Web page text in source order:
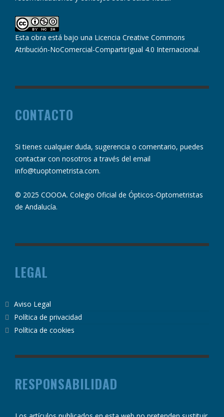
Esta obra está bajo una Licencia Creative Commons
Atribución-NoComercial-CompartirIgual 4.0 Internacional.
CONTACTO
Si tienes cualquier duda, sugerencia o comentario, puedes
contactar con nosotros a través del email
info@tuoptometrista.com.
© 2025 COOOA. Colegio Oficial de Ópticos-Optometristas
de Andalucía.
LEGAL
Aviso Legal
Política de privacidad
Política de cookies
RESPONSABILIDAD